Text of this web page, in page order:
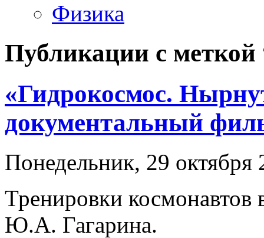
Физика
Публикации с
«Гидрокосмос.
документальный
Понедельник, 29 октября
Тренировки
Ю.А. Гагарина.